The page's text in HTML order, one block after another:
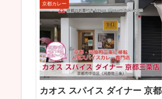
京都カレー
カオス スパイス ダイナー 京都